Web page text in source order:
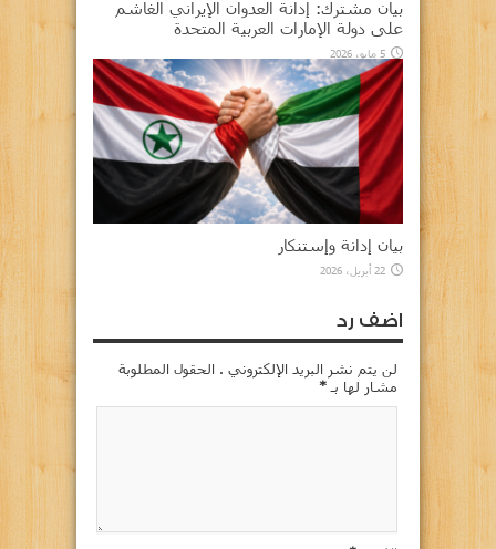
بيان مشترك: إدانة العدوان الإيراني الغاشم
على دولة الإمارات العربية المتحدة
5 مايو، 2026
بيان إدانة وإستنكار
22 أبريل، 2026
اضف رد
لن يتم نشر البريد الإلكتروني . الحقول المطلوبة
مشار لها بـ *